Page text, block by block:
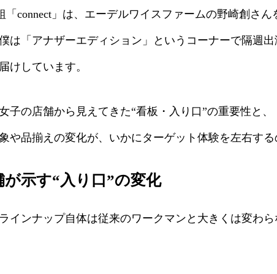
「connect」は、エーデルワイスファームの野崎創さ
は「アナザーエディション」というコーナーで隔週
けしています。
子の店舗から見えてきた“看板・入り口”の重要性と
や品揃えの変化が、いかにターゲット体験を左右す
示す“入り口”の変化
インナップ自体は従来のワークマンと大きくは変わ